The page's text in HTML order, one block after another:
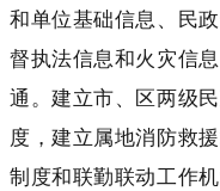
和单位基础信息、民
督执法信息和火灾信
通。建立市、区两级
度，建立属地消防救
制度和联勤联动工作机